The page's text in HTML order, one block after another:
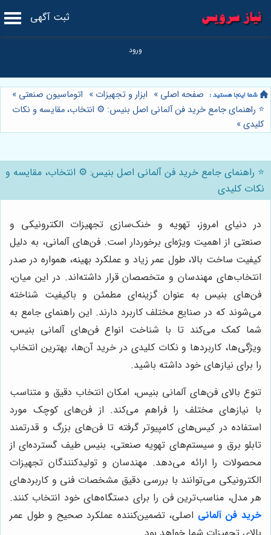
ثبت آگهی
صفحه اصلی » ابزار و تجهیزات » اتوماسیون صنعتی »
⭐️ راهنمای جامع خرید فن آلمانی اصل بنیس: ⚙️ انتخاب، مقایسه و نکات
کلیدی»
⭐️ راهنمای جامع خرید فن آلمانی اصل بنیس: ⚙️ انتخاب، مقایسه و
نکات کلیدی
در دنیای امروز، تهویه و خنک‌سازی تجهیزات الکترونیکی و
صنعتی از اهمیت ویژه‌ای برخوردار است. فن‌های آلمانی، به دلیل
کیفیت ساخت بالا، طول عمر زیاد و عملکرد بهینه، همواره در صدر
انتخاب‌های مهندسان و متخصصان قرار داشته‌اند. در این میان،
فن‌های بنیس به عنوان گزینه‌ای مطمئن و باکیفیت شناخته
می‌شوند که در صنایع مختلف کاربرد دارند. این راهنمای جامع به
شما کمک می‌کند تا با شناخت انواع فن‌های آلمانی بنیس،
ویژگی‌ها، کاربردها و نکات کلیدی در خرید آن‌ها، بهترین انتخاب
را برای نیازهای خود داشته باشید.
تنوع بالای فن‌های آلمانی بنیس، امکان انتخاب دقیق و متناسب
با نیازهای مختلف را فراهم می‌کند. از فن‌های کوچک مورد
استفاده در کیس‌های کامپیوتر گرفته تا فن‌های بزرگ و قدرتمند
تابلو برق و سیستم‌های تهویه صنعتی، بنیس طیف گسترده‌ای از
محصولات را ارائه می‌دهد. مهندسان و تولیدکنندگان تجهیزات
الکترونیکی می‌توانند با بررسی دقیق مشخصات فنی و کاربردهای
هر مدل، مناسب‌ترین فن را برای دستگاه‌های خود انتخاب کنند.
خرید فن آلمانی اصلی، تضمین‌کننده عملکرد صحیح و طول عمر